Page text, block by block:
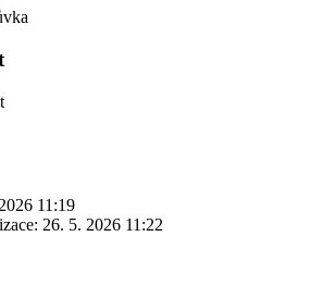
11:19
26. 5. 2026 11:22